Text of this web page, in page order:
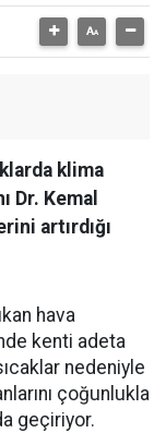
klima
Dr. Kemal
artırdığı
hava
kenti adeta
nedeniyle
çoğunlukla
geçiriyor.